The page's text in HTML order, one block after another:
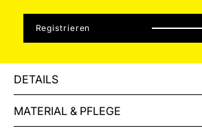
Registrieren
DETAILS
MATERIAL & PFLEGE